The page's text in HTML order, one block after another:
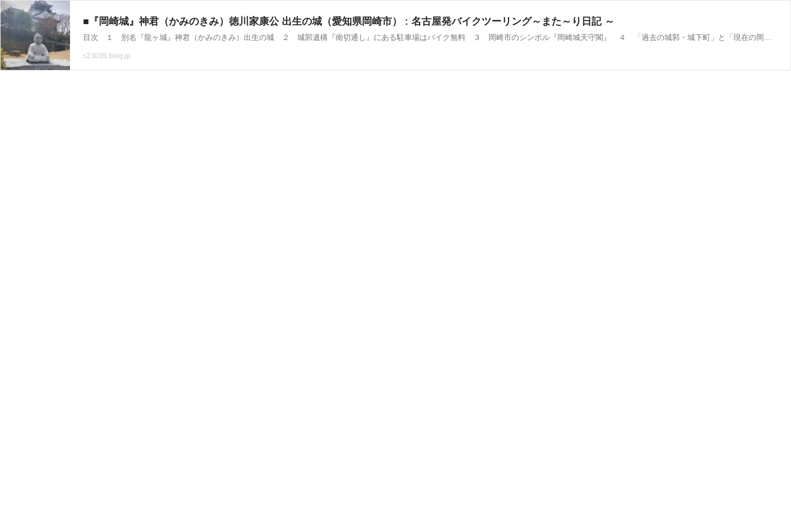
■『岡崎城』神君（かみのきみ）徳川家康公 出生の城（愛知県岡崎市） : 名古屋発バイクツーリング～また～り日記 ～
目次 １ 別名『龍ヶ城』神君（かみのきみ）出生の城 ２ 城郭遺構『南切通し』にある駐車場はバイク無料 ３ 岡崎市のシンボル『岡崎城天守閣』 ４ 「過去の城郭・城下町」と「現在の岡崎」を知る展示 ５ 岡崎の城下町の賑わいを精巧なジオラマとARで再現 １ 別
s23035.blog.jp